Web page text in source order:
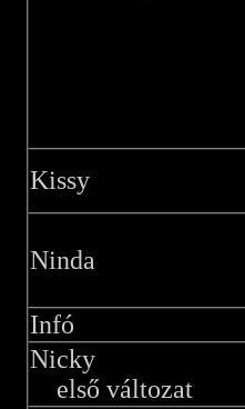
Kissy
Ninda
Infó
Nicky
első változat